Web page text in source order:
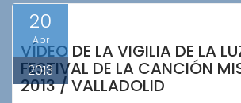
20
Abr
2013
VÍDEO DE LA VIGILIA DE LA
FESTIVAL DE LA CANCIÓN
2013 / VALLADOLID